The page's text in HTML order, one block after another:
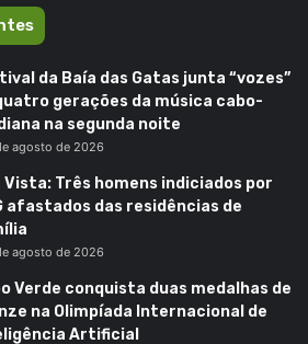
da Baía das Gatas junta “vozes”
gerações da música cabo-
na segunda noite
agosto de 2026
Vista: Três homens indiciados por
afastados das residências de
agosto de 2026
Verde conquista duas medalhas de
na Olimpíada Internacional de
Artificial